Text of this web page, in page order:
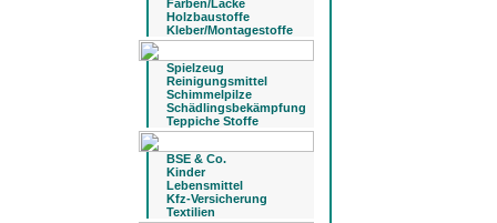
Farben/Lacke
Holzbaustoffe
Kleber/Montagestoffe
Spielzeug
Reinigungsmittel
Schimmelpilze
Schädlingsbekämpfung
Teppiche Stoffe
BSE & Co.
Kinder
Lebensmittel
Kfz-Versicherung
Textilien